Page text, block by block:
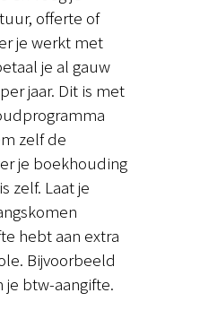
offerte of
je werkt met
je al gauw
jaar. Dit is met
zelf de
je boekhouding
zelf. Laat je
hebt aan extra
Bijvoorbeeld
je btw-aangifte.